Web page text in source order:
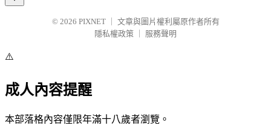
© 2026 PIXNET
文章與圖片權利屬原作者所有
隱私權政策
服務聲明
⚠️
成人內容提醒
本部落格內容僅限年滿十八歲者瀏覽。